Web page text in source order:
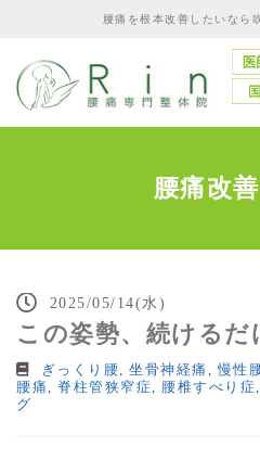
腰痛を根本改善したいなら
腰痛改
2025/05/14(水)
この姿勢、続けるだ
ぎっくり腰, 坐骨神経痛 ,慢性
腰痛 , 脊柱管狭窄症 , 腰椎すべり症 ,
グ